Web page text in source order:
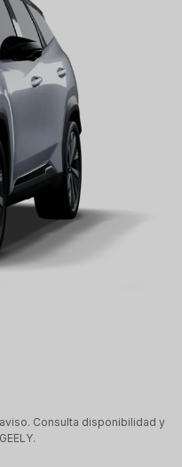
Consulta disponibilidad y